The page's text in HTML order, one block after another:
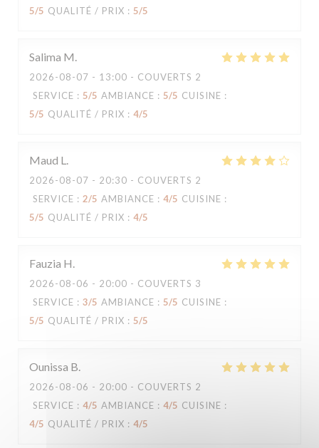
5/5 QUALITÉ / PRIX : 5/5
Salima M
2026-08-07 - 13:00 - COUVERTS 2
SERVICE : 5/5 AMBIANCE : 5/5 CUISINE :
5/5 QUALITÉ / PRIX : 4/5
Maud L
2026-08-07 - 20:30 - COUVERTS 2
SERVICE : 2/5 AMBIANCE : 4/5 CUISINE :
5/5 QUALITÉ / PRIX : 4/5
Fauzia H
2026-08-06 - 20:00 - COUVERTS 3
SERVICE : 3/5 AMBIANCE : 5/5 CUISINE :
5/5 QUALITÉ / PRIX : 5/5
Ounissa B
2026-08-06 - 20:00 - COUVERTS 2
SERVICE : 4/5 AMBIANCE : 4/5 CUISINE :
4/5 QUALITÉ / PRIX : 4/5